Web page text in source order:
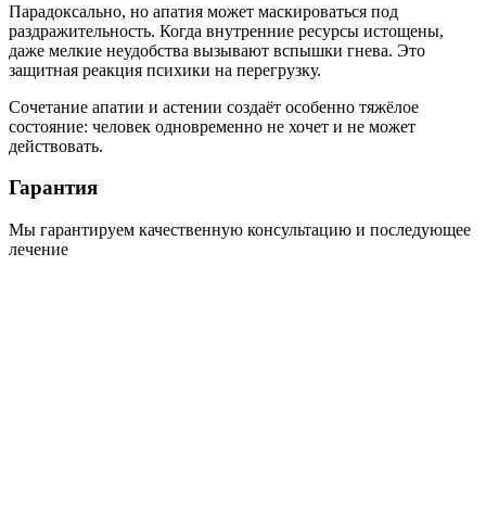
Парадоксально, но апатия может маскироваться под
раздражительность. Когда внутренние ресурсы истощены,
даже мелкие неудобства вызывают вспышки гнева. Это
защитная реакция психики на перегрузку.
Сочетание апатии и астении создаёт особенно тяжёлое
состояние: человек одновременно не хочет и не может
действовать.
Гарантия
Мы гарантируем качественную консультацию и последующее
лечение